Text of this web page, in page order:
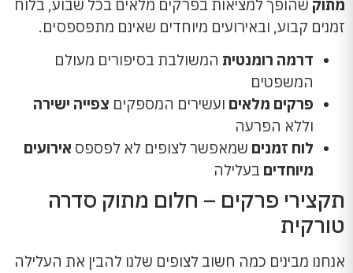
מתוק שהופך למציאות בפרקים מלאים בכל שבוע, בלוח
זמנים קבוע, ובאירועים מיוחדים שאינם מתפספסים.
דרמה רומנטית המשולבת בסיפורים מעולם
המשפטים
פרקים מלאים ועשירים המספקים צפייה ישירה
וללא הפרעה
לוח זמנים שמאפשר לצופים לא לפספס אירועים
מיוחדים בעלילה
תקצירי פרקים – חלום מתוק סדרה
טורקית
אנחנו מבינים כמה חשוב לצופים שלנו להבין את העלילה